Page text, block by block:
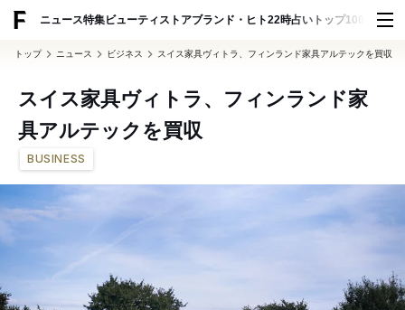
ニュース特集ビューティ ストアブランド・ヒト22時占い トップ100 スナッ
トップ ニュース ビジネス スイス家具ヴィトラ、フィンランド家具アルテックを買収
スイス家具ヴィトラ、フィンランド家
具アルテックを買収
BUSINESS